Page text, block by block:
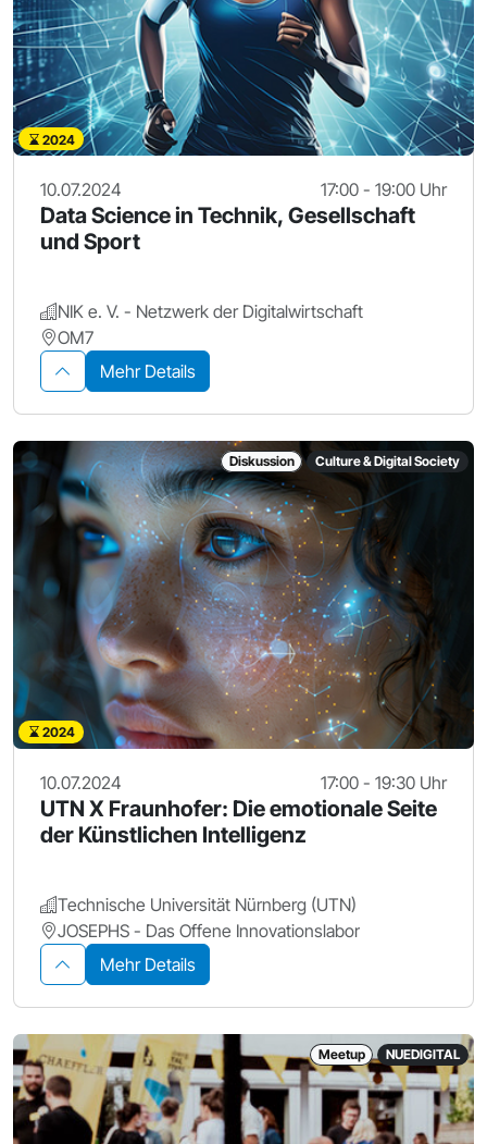
2024
10.07.2024 17:00 - 19:00 Uhr
Data Science in Technik, Gesellschaft
und Sport
NIK e. V. - Netzwerk der Digitalwirtschaft
OM7
Mehr Details
Diskussion Culture & Digital Society
2024
10.07.2024 17:00 - 19:30 Uhr
UTN X Fraunhofer: Die emotionale Seite
der Künstlichen Intelligenz
Technische Universität Nürnberg (UTN)
JOSEPHS - Das Offene Innovationslabor
Mehr Details
Meetup NUEDIGITAL